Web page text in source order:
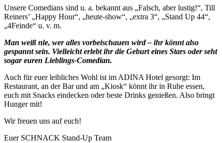
Unsere Comedians sind u. a. bekannt aus „Falsch, aber lustig!“, Till
Reiners’ „Happy Hour“, „heute-show“, „extra 3“, „Stand Up 44“,
„4Feinde“ u. v. m.
Man weiß nie, wer alles vorbeischauen wird – ihr könnt also
gespannt sein. Vielleicht erlebt ihr die Geburt eines Stars oder seht
sogar euren Lieblings-Comedian.
Auch für euer leibliches Wohl ist im ADINA Hotel gesorgt: Im
Restaurant, an der Bar und am „Kiosk“ könnt ihr in Ruhe essen,
euch mit Snacks eindecken oder beste Drinks genießen. Also bringt
Hunger mit!
Wir freuen uns auf euch!
Euer SCHNACK Stand-Up Team